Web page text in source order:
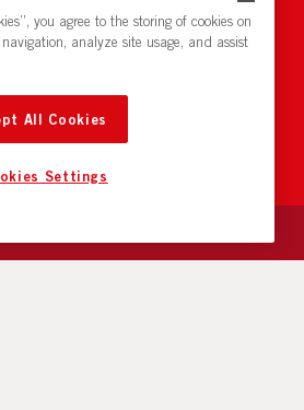
cirkelnstockholm.se
you agree to the storing of cookies on
analyze site usage, and assist
All Cookies
Settings